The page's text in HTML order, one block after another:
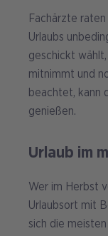
Fachärzte
Urlaubs
geschickt
mitnimmt und
beachtet, kann
genießen.
Urlaub im
Wer im Herbst
Urlaubsort mit
sich die